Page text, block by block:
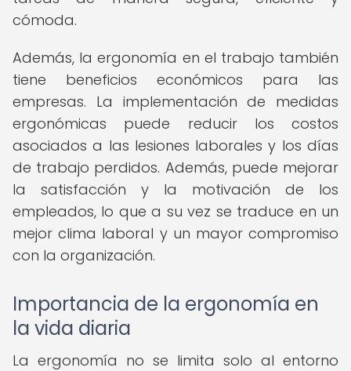
cómoda.
Además, la ergonomía en el trabajo también
tiene beneficios económicos para las
empresas. La implementación de medidas
ergonómicas puede reducir los costos
asociados a las lesiones laborales y los días
de trabajo perdidos. Además, puede mejorar
la satisfacción y la motivación de los
empleados, lo que a su vez se traduce en un
mejor clima laboral y un mayor compromiso
con la organización.
Importancia de la ergonomía en
la vida diaria
La ergonomía no se limita solo al entorno